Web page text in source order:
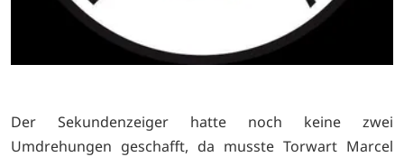
Der Sekundenzeiger hatte noch keine zwei
Umdrehungen geschafft, da musste Torwart Marcel